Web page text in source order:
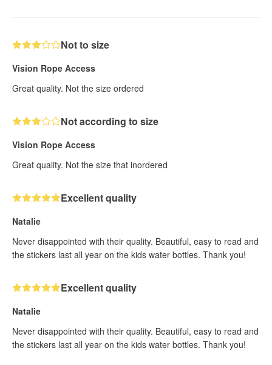
Not to size
Vision Rope Access
Great quality. Not the size ordered
Not according to size
Vision Rope Access
Great quality. Not the size that inordered
Excellent quality
Natalie
Never disappointed with their quality. Beautiful, easy to read and
the stickers last all year on the kids water bottles. Thank you!
Excellent quality
Natalie
Never disappointed with their quality. Beautiful, easy to read and
the stickers last all year on the kids water bottles. Thank you!